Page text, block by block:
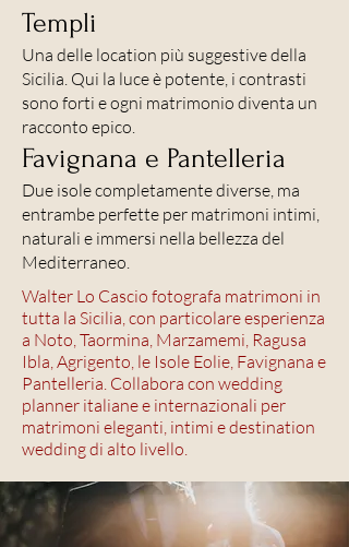
Templi
Una delle location più suggestive della
Sicilia. Qui la luce è potente, i contrasti
sono forti e ogni matrimonio diventa un
racconto epico.
Favignana e Pantelleria
Due isole completamente diverse, ma
entrambe perfette per matrimoni intimi,
naturali e immersi nella bellezza del
Mediterraneo.
Walter Lo Cascio fotografa matrimoni in
tutta la Sicilia, con particolare esperienza
a Noto, Taormina, Marzamemi, Ragusa
Ibla, Agrigento, le Isole Eolie, Favignana e
Pantelleria. Collabora con wedding
planner italiane e internazionali per
matrimoni eleganti, intimi e destination
wedding di alto livello.